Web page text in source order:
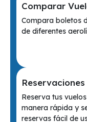
Comparar
Compara boletos
de diferentes
Reserva tus
manera rápida y
reservas fácil de